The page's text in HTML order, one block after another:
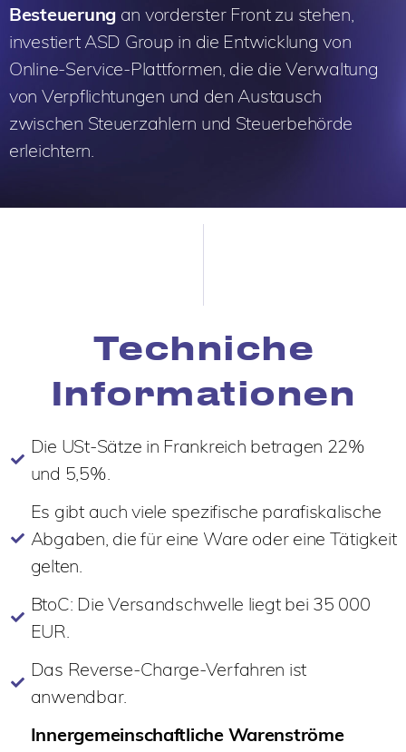
Besteuerung an vorderster Front zu stehen,
investiert ASD Group in die Entwicklung von
Online-Service-Plattformen, die die Verwaltung
von Verpflichtungen und den Austausch
zwischen Steuerzahlern und Steuerbehörde
erleichtern.
Techniche
Informationen
Die USt-Sätze in Frankreich betragen 22%
und 5,5%.
Es gibt auch viele spezifische parafiskalische
Abgaben, die für eine Ware oder eine Tätigkeit
gelten.
BtoC: Die Versandschwelle liegt bei 35 000
EUR.
Das Reverse-Charge-Verfahren ist
anwendbar.
Innergemeinschaftliche Warenströme